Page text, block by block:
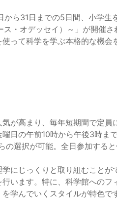
ら31日までの5日間、小学
ス・オデッセイ）～」が開催
って科学を学ぶ本格的な機会
が高まり、毎年短期間で定
日の午前10時から午後3時ま
の選択が可能。全日参加すると
にじっくりと取り組むこと
います。特に、科学館へのフ
学んでいくスタイルが特色で